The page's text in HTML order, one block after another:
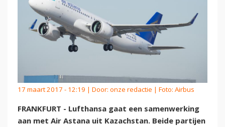
17 maart 2017 - 12:19 | Door: onze redactie | Foto: Airbus
FRANKFURT - Lufthansa gaat een samenwerking
aan met Air Astana uit Kazachstan. Beide partijen